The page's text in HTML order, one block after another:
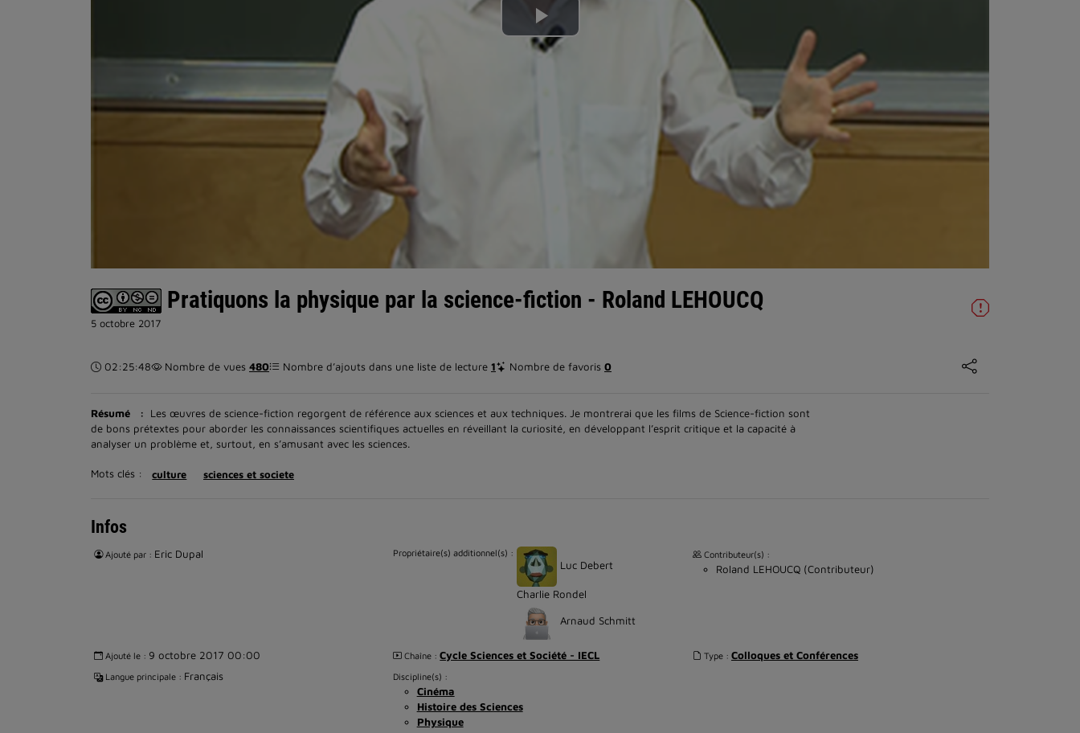
Lire
Pratiquons la physique par la science-fiction - Roland LEHOUCQ
5 octobre 2017
Durée :
02:25:48 Nombre de vues 480 Nombre d’ajouts dans une liste de lecture 1 Nombre de favoris 0
Résumé : Les œuvres de science-fiction regorgent de référence aux sciences et aux techniques. Je montrerai que les films de Science-fiction sont
de bons prétextes pour aborder les connaissances scientifiques actuelles en réveillant la curiosité, en développant l’esprit critique et la capacité à
analyser un problème et, surtout, en s’amusant avec les sciences.
Mots clés : culture sciences et societe
Infos
Ajouté par : Eric Dupal Propriétaire(s) additionnel(s) :
Luc Debert
Charlie Rondel
Arnaud Schmitt
Contributeur(s) :
Roland LEHOUCQ (Contributeur)
Ajouté le : 9 octobre 2017 00:00 Chaîne :Cycle Sciences et Société - IECL Type : Colloques et Conférences
Langue principale : Français Discipline(s) :
Cinéma
Histoire des Sciences
Physique